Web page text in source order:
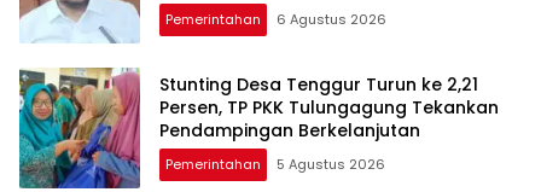
Pemerintahan 6 Agustus 2026
Stunting Desa Tenggur Turun ke 2,21
Persen, TP PKK Tulungagung Tekankan
Pendampingan Berkelanjutan
Pemerintahan 5 Agustus 2026